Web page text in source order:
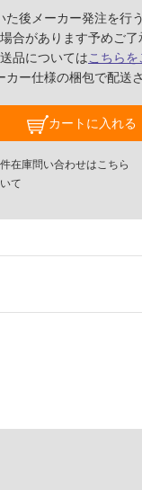
た後メーカー発注を行
合があります予めご了
品についてはこちら
ー仕様の梱包で配送さ
カートに入れる
在庫問い合わせはこちら
て